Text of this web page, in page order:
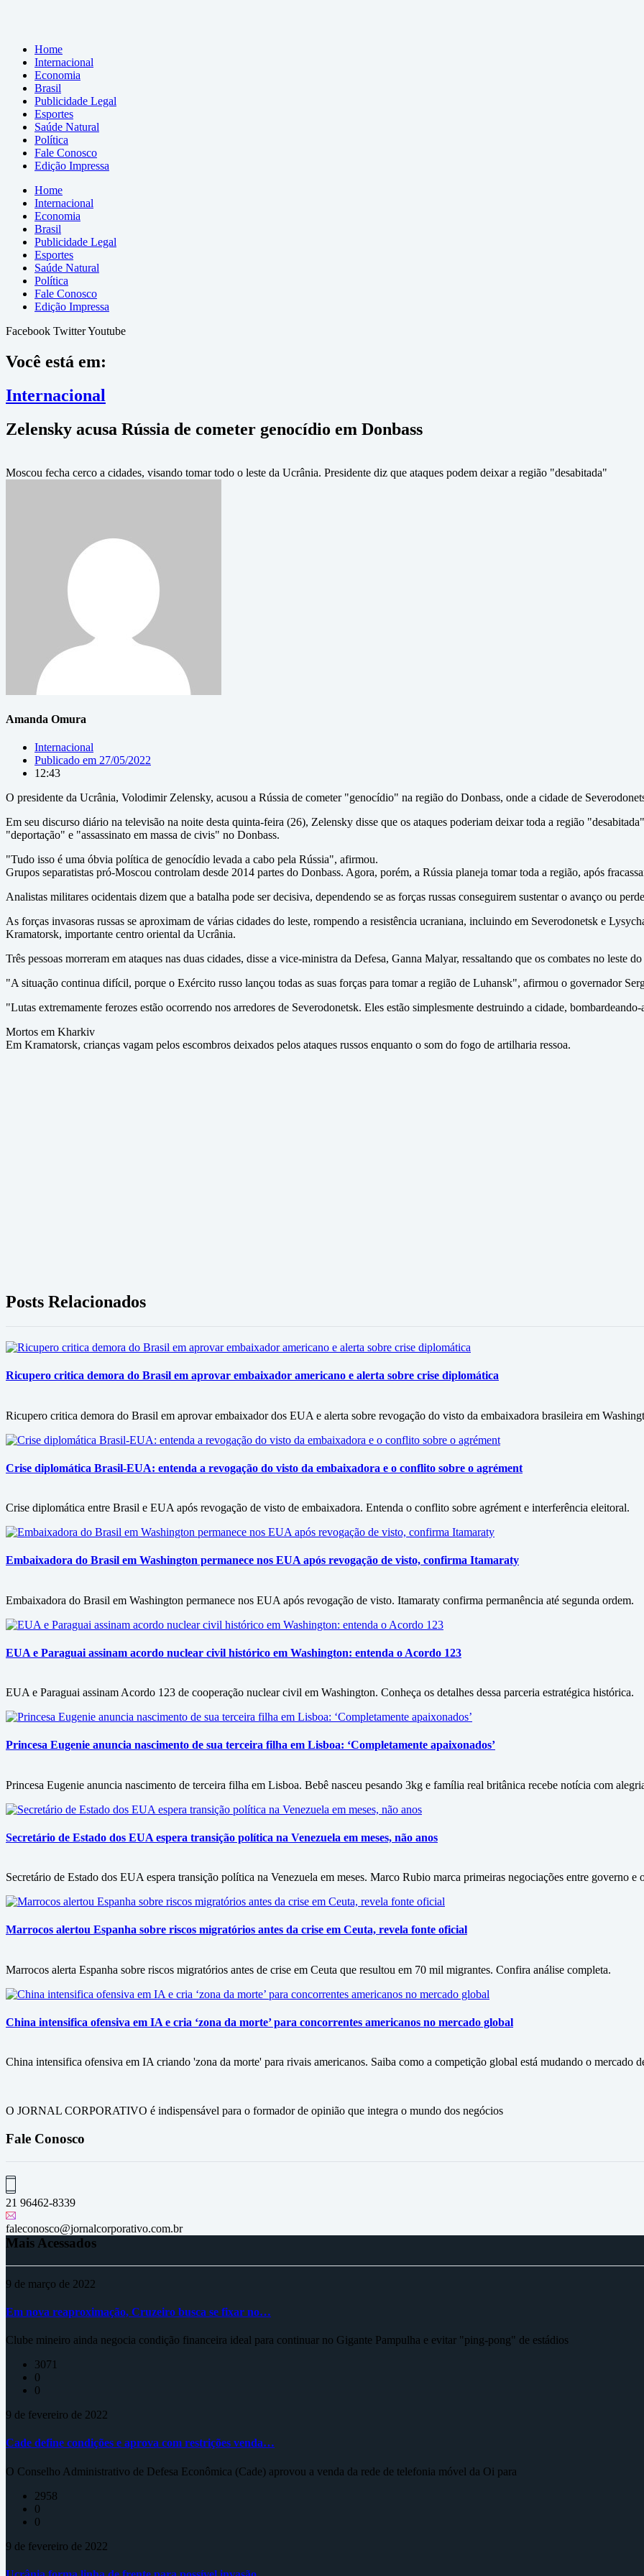
Home
Internacional
Economia
Brasil
Publicidade Legal
Esportes
Saúde Natural
Política
Fale Conosco
Edição Impressa
Home
Internacional
Economia
Brasil
Publicidade Legal
Esportes
Saúde Natural
Política
Fale Conosco
Edição Impressa
Facebook TwitterYoutube
Você está em:
Internacional
Zelensky acusa Rússia de cometer genocídio em Donbass
Moscou fecha cerco a cidades, visando tomar todo o leste da Ucrânia. Presidente diz que ataques podem deixar a região "desabitada"
Amanda Omura
Internacional
Publicado em 27/05/2022
12:43
O presidente da Ucrânia, Volodimir Zelensky, acusou a Rússia de cometer "genocídio" na região do Donbass, onde a cidade de
Em seu discurso diário na televisão na noite desta quinta-feira (26), Zelensky disse que os ataques poderiam deixar toda a região
"deportação" e "assassinato em massa de civis" no Donbass.
"Tudo isso é uma óbvia política de genocídio levada a cabo pela Rússia", afirmou.
Grupos separatistas pró-Moscou controlam desde 2014 partes do Donbass. Agora, porém, a Rússia planeja tomar toda a região, após
Analistas militares ocidentais dizem que a batalha pode ser decisiva, dependendo se as forças russas conseguirem sustentar o avanço ou
As forças invasoras russas se aproximam de várias cidades do leste, rompendo a resistência ucraniana, incluindo em Severodonetsk e
Kramatorsk, importante centro oriental da Ucrânia.
Três pessoas morreram em ataques nas duas cidades, disse a vice-ministra da Defesa, Ganna Malyar, ressaltando que os combates no leste
"A situação continua difícil, porque o Exército russo lançou todas as suas forças para tomar a região de Luhansk", afirmou o governador
"Lutas extremamente ferozes estão ocorrendo nos arredores de Severodonetsk. Eles estão simplesmente destruindo a cidade,
Mortos em Kharkiv
Em Kramatorsk, crianças vagam pelos escombros deixados pelos ataques russos enquanto o som do fogo de artilharia ressoa.
Posts Relacionados
Ricupero critica demora do Brasil em aprovar embaixador americano e alerta sobre crise diplomática
Ricupero critica demora do Brasil em aprovar embaixador dos EUA e alerta sobre revogação do visto da embaixadora brasileira em
Crise diplomática Brasil-EUA: entenda a revogação do visto da embaixadora e o conflito sobre o agrément
Crise diplomática entre Brasil e EUA após revogação de visto de embaixadora. Entenda o conflito sobre agrément e interferência eleitoral.
Embaixadora do Brasil em Washington permanece nos EUA após revogação de visto, confirma Itamaraty
Embaixadora do Brasil em Washington permanece nos EUA após revogação de visto. Itamaraty confirma permanência até segunda ordem.
EUA e Paraguai assinam acordo nuclear civil histórico em Washington: entenda o Acordo 123
EUA e Paraguai assinam Acordo 123 de cooperação nuclear civil em Washington. Conheça os detalhes dessa parceria estratégica histórica.
Princesa Eugenie anuncia nascimento de sua terceira filha em Lisboa: ‘Completamente apaixonados’
Princesa Eugenie anuncia nascimento de terceira filha em Lisboa. Bebê nasceu pesando 3kg e família real britânica recebe notícia com
Secretário de Estado dos EUA espera transição política na Venezuela em meses, não anos
Secretário de Estado dos EUA espera transição política na Venezuela em meses. Marco Rubio marca primeiras negociações entre governo e
Marrocos alertou Espanha sobre riscos migratórios antes da crise em Ceuta, revela fonte oficial
Marrocos alerta Espanha sobre riscos migratórios antes de crise em Ceuta que resultou em 70 mil migrantes. Confira análise completa.
China intensifica ofensiva em IA e cria ‘zona da morte’ para concorrentes americanos no mercado global
China intensifica ofensiva em IA criando 'zona da morte' para rivais americanos. Saiba como a competição global está mudando o mercado
O JORNAL CORPORATIVO é indispensável para o formador de opinião que integra o mundo dos negócios
Fale Conosco
21 96462-8339
faleconosco@jornalcorporativo.com.br
Mais Acessados
9 de março de 2022
Em nova reaproximação, Cruzeiro busca se fixar no…
Clube mineiro ainda negocia condição financeira ideal para continuar no Gigante Pampulha e evitar "ping-pong" de estádios
3071
0
0
9 de fevereiro de 2022
Cade define condições e aprova com restrições venda…
O Conselho Administrativo de Defesa Econômica (Cade) aprovou a venda da rede de telefonia móvel da Oi para
2958
0
0
9 de fevereiro de 2022